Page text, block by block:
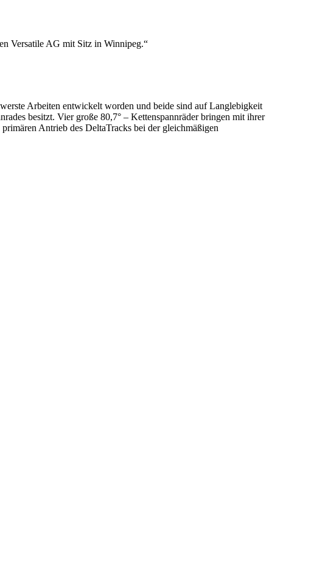
Versatile AG mit Sitz in Winnipeg.“
Arbeiten entwickelt worden und beide sind auf Langlebigkeit
besitzt. Vier große 80,7° – Kettenspannräder bringen mit ihrer
Antrieb des DeltaTracks bei der gleichmäßigen